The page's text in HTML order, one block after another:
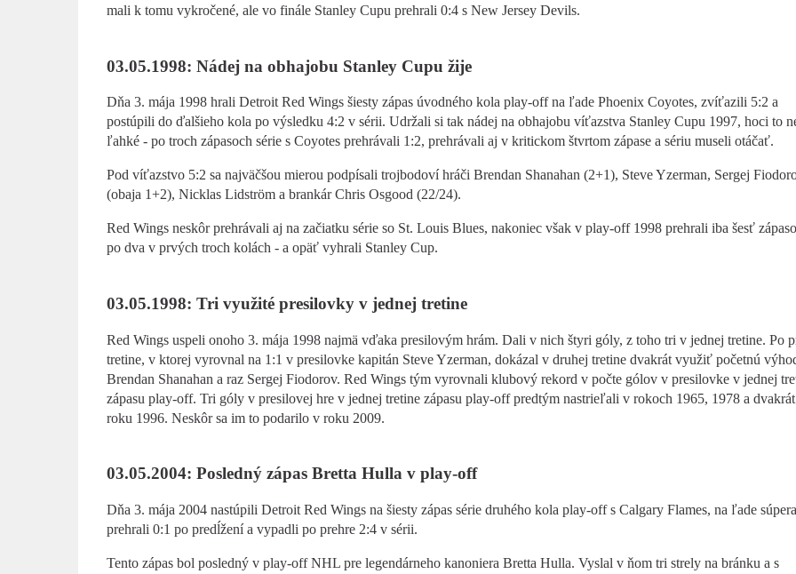
mali k tomu vykročené, ale vo finále Stanley Cupu prehrali 0:4 s New Jersey Devils.
03.05.1998: Nádej na obhajobu Stanley Cupu žije
Dňa 3. mája 1998 hrali Detroit Red Wings šiesty zápas úvodného kola play-off na ľade Phoenix Coyotes, zvíťazili 5:2 a
postúpili do ďalšieho kola po výsledku 4:2 v sérii. Udržali si tak nádej na obhajobu víťazstva Stanley Cupu 1997, hoci to
ľahké - po troch zápasoch série s Coyotes prehrávali 1:2, prehrávali aj v kritickom štvrtom zápase a sériu museli otáčať.
Pod víťazstvo 5:2 sa najväčšou mierou podpísali trojbodoví hráči Brendan Shanahan (2+1), Steve Yzerman, Sergej
(obaja 1+2), Nicklas Lidström a brankár Chris Osgood (22/24).
Red Wings neskôr prehrávali aj na začiatku série so St. Louis Blues, nakoniec však v play-off 1998 prehrali iba šesť
po dva v prvých troch kolách - a opäť vyhrali Stanley Cup.
03.05.1998: Tri využité presilovky v jednej tretine
Red Wings uspeli onoho 3. mája 1998 najmä vďaka presilovým hrám. Dali v nich štyri góly, z toho tri v jednej tretine. Po
tretine, v ktorej vyrovnal na 1:1 v presilovke kapitán Steve Yzerman, dokázal v druhej tretine dvakrát využiť početnú
Brendan Shanahan a raz Sergej Fiodorov. Red Wings tým vyrovnali klubový rekord v počte gólov v presilovke v jednej
zápasu play-off. Tri góly v presilovej hre v jednej tretine zápasu play-off predtým nastrieľali v rokoch 1965, 1978 a
roku 1996. Neskôr sa im to podarilo v roku 2009.
03.05.2004: Posledný zápas Bretta Hulla v play-off
Dňa 3. mája 2004 nastúpili Detroit Red Wings na šiesty zápas série druhého kola play-off s Calgary Flames, na ľade súpera
prehrali 0:1 po predĺžení a vypadli po prehre 2:4 v sérii.
Tento zápas bol posledný v play-off NHL pre legendárneho kanoniera Bretta Hulla. Vyslal v ňom tri strely na bránku a s